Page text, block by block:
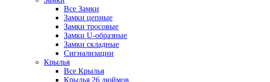
Все Замки
Замки цепные
Замки тросовые
Замки U-образные
Замки складные
Сигнализации
Крылья
Все Крылья
Крылья 26 дюймов